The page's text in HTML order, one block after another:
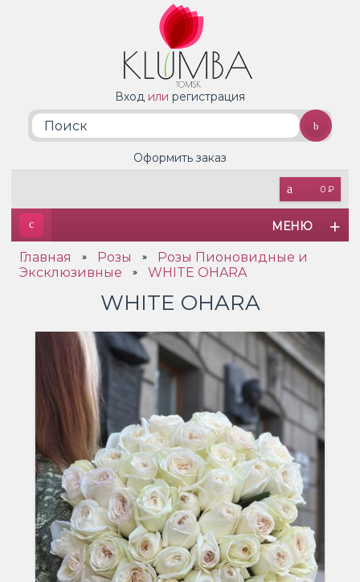
Вход или регистрация
0 ₽
Оформить заказ
МЕНЮ
Главная » Розы »
Розы Пионовидные и
Эксклюзивные
» WHITE OHARA
WHITE OHARA